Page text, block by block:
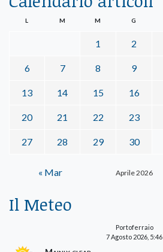
Aprile 2026
L M M G
1 2
6 7 8 9
13 14 15 16
20 21 22 23
27 28 29 30
« Mar
Il Meteo
Portoferraio
7 Agosto 2026, 5:46